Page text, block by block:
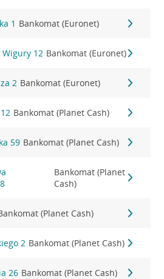
1 Bankomat (Euronet)
12 Bankomat (Euronet)
2 Bankomat (Euronet)
Bankomat (Planet Cash)
59 Bankomat (Planet Cash)
Bankomat (Planet
Cash)
(Planet Cash)
2 Bankomat (Planet Cash)
26 Bankomat (Planet Cash)